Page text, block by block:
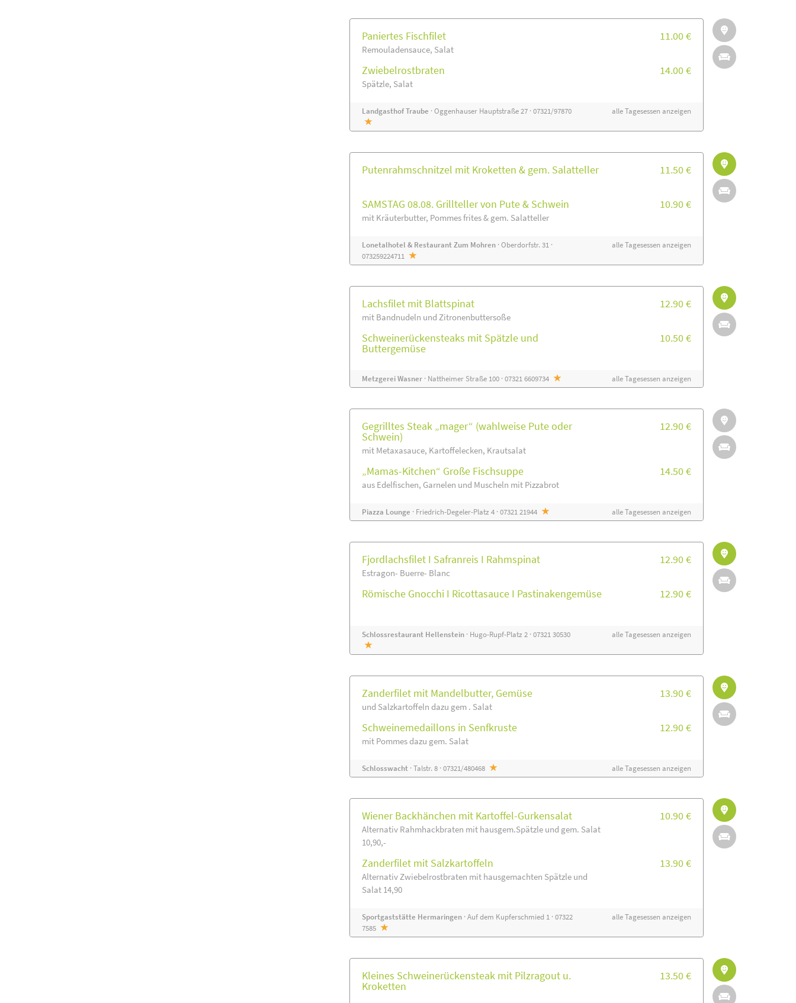
Paniertes Fischfilet
Remouladensauce, Salat
11.00 €
Zwiebelrostbraten
Spätzle, Salat
14.00 €
Landgasthof Traube · Oggenhauser Hauptstraße 27 · 07321/97870 alle Tagesessen anzeigen
Putenrahmschnitzel mit Kroketten & gem. Salatteller 11.50 €
SAMSTAG 08.08. Grillteller von Pute & Schwein
mit Kräuterbutter, Pommes frites & gem. Salatteller
10.90 €
Lonetalhotel & Restaurant Zum Mohren· Oberdorfstr. 31 ·
073259224711
alle Tagesessen anzeigen
Lachsfilet mit Blattspinat
mit Bandnudeln und Zitronenbuttersoße
12.90 €
Schweinerückensteaks mit Spätzle und
Buttergemüse
10.50 €
Metzgerei Wasner· Nattheimer Straße 100 · 07321 6609734 alle Tagesessen anzeigen
Gegrilltes Steak „mager“ (wahlweise Pute oder
Schwein)
mit Metaxasauce, Kartoffelecken, Krautsalat
12.90 €
„Mamas-Kitchen“ Große Fischsuppe
aus Edelfischen, Garnelen und Muscheln mit Pizzabrot
14.50 €
Piazza Lounge · Friedrich-Degeler-Platz 4 · 07321 21944 alle Tagesessen anzeigen
Fjordlachsfilet I Safranreis I Rahmspinat
Estragon- Buerre- Blanc
12.90 €
Römische Gnocchi I Ricottasauce I Pastinakengemüse 12.90 €
Schlossrestaurant Hellenstein· Hugo-Rupf-Platz 2 · 07321 30530 alle Tagesessen anzeigen
Zanderfilet mit Mandelbutter, Gemüse
und Salzkartoffeln dazu gem . Salat
13.90 €
Schweinemedaillons in Senfkruste
mit Pommes dazu gem. Salat
12.90 €
Schlosswacht· Talstr. 8 · 07321/480468 alle Tagesessen anzeigen
Wiener Backhänchen mit Kartoffel-Gurkensalat
Alternativ Rahmhackbraten mit hausgem.Spätzle und gem. Salat
10,90,-
10.90 €
Zanderfilet mit Salzkartoffeln
Alternativ Zwiebelrostbraten mit hausgemachten Spätzle und
Salat 14,90
13.90 €
Sportgaststätte Hermaringen· Auf dem Kupferschmied 1 · 07322
7585
alle Tagesessen anzeigen
Kleines Schweinerückensteak mit Pilzragout u.
Kroketten
13.50 €